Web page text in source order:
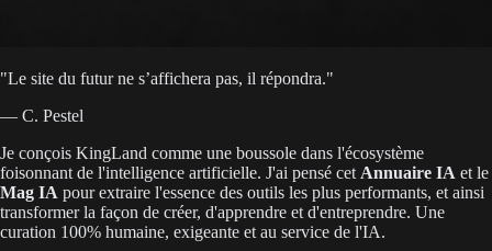
"Le site du futur ne s’affichera pas, il répondra."
— C. Pestel
Je conçois KingLand comme une boussole dans l'écosystème
foisonnant de l'intelligence artificielle. J'ai pensé cet Annuaire IA et le
Mag IA pour extraire l'essence des outils les plus performants, et ainsi
transformer la façon de créer, d'apprendre et d'entreprendre. Une
curation 100% humaine, exigeante et au service de l'IA.